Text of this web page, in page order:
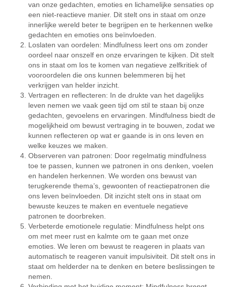
van onze gedachten, emoties en lichamelijke sensaties op
een niet-reactieve manier. Dit stelt ons in staat om onze
innerlijke wereld beter te begrijpen en te herkennen welke
gedachten en emoties ons beïnvloeden.
Loslaten van oordelen: Mindfulness leert ons om zonder
oordeel naar onszelf en onze ervaringen te kijken. Dit stelt
ons in staat om los te komen van negatieve zelfkritiek of
vooroordelen die ons kunnen belemmeren bij het
verkrijgen van helder inzicht.
Vertragen en reflecteren: In de drukte van het dagelijks
leven nemen we vaak geen tijd om stil te staan ​​bij onze
gedachten, gevoelens en ervaringen. Mindfulness biedt de
mogelijkheid om bewust vertraging in te bouwen, zodat we
kunnen reflecteren op wat er gaande is in ons leven en
welke keuzes we maken.
Observeren van patronen: Door regelmatig mindfulness
toe te passen, kunnen we patronen in ons denken, voelen
en handelen herkennen. We worden ons bewust van
terugkerende thema’s, gewoonten of reactiepatronen die
ons leven beïnvloeden. Dit inzicht stelt ons in staat om
bewuste keuzes te maken en eventuele negatieve
patronen te doorbreken.
Verbeterde emotionele regulatie: Mindfulness helpt ons
om met meer rust en kalmte om te gaan met onze
emoties. We leren om bewust te reageren in plaats van
automatisch te reageren vanuit impulsiviteit. Dit stelt ons in
staat om helderder na te denken en betere beslissingen te
nemen.